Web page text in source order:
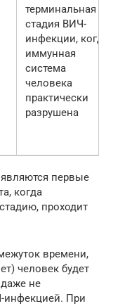
терминальная
стадия ВИЧ-
инфекции, когда
иммунная
система
человека
практически
разрушена
первые
когда
проходит
времени,
человек будет
не
инфекцией. При